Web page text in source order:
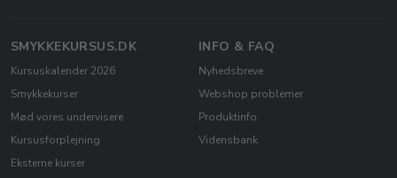
SMYKKEKURSUS.DK
Kursuskalender 2026
Smykkekurser
Mød vores undervisere
Kursusforplejning
Eksterne kurser
INFO & FAQ
Nyhedsbreve
Webshop problemer
Produktinfo
Vidensbank